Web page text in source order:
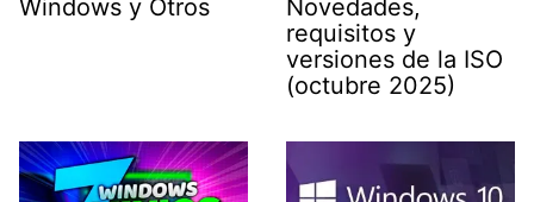
Windows y Otros
Novedades,
requisitos y
versiones de la ISO
(octubre 2025)